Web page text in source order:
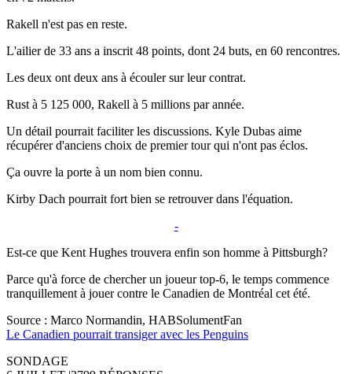
Rakell n'est pas en reste.
L'ailier de 33 ans a inscrit 48 points, dont 24 buts, en 60 rencontres.
Les deux ont deux ans à écouler sur leur contrat.
Rust à 5 125 000, Rakell à 5 millions par année.
Un détail pourrait faciliter les discussions. Kyle Dubas aime
récupérer d'anciens choix de premier tour qui n'ont pas éclos.
Ça ouvre la porte à un nom bien connu.
Kirby Dach pourrait fort bien se retrouver dans l'équation.
-
Est-ce que Kent Hughes trouvera enfin son homme à Pittsburgh?
Parce qu'à force de chercher un joueur top-6, le temps commence
tranquillement à jouer contre le Canadien de Montréal cet été.
Source : Marco Normandin, HABSolumentFan
Le Canadien pourrait transiger avec les Penguins
SONDAGE